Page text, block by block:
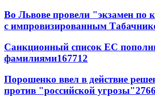
Во Львове провели "экзамен по
с импровизированным
Санкционный список ЕС
фамилиями167712
Порошенко ввел в действие
против "российской угрозы"2766